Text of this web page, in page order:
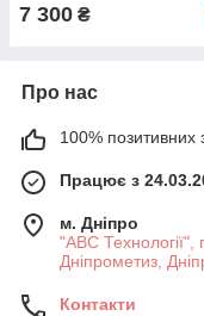
7 300 ₴
Про нас
100% позитивних з
Працює з
м. Дніпро
"АВС
Дніпрометиз,
Контакти